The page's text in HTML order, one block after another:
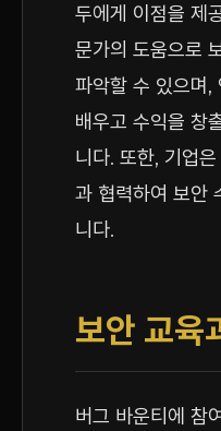
두에게 이점을 제
문가의 도움으로
파악할 수 있으며,
배우고 수익을 창
니다. 또한, 기업은
과 협력하여 보안
니다.
보안 교육
버그 바운티에 참